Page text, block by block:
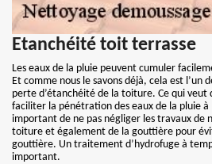
Etanchéité toit terrasse
Les eaux de la pluie peuvent cumuler
Et comme nous le savons déjà, cela est l’un
perte d’étanchéité de la toiture. Ce qui veut
faciliter la pénétration des eaux de la pluie
important de ne pas négliger les travaux de
toiture et également de la gouttière pour
gouttière. Un traitement d’hydrofuge à
important.